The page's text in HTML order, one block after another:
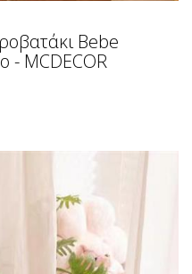
Bebe
- MCDECOR